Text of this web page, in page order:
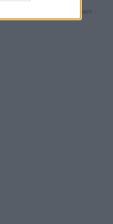
- Advertisment -